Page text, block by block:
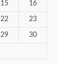
15 16
22 23
29 30